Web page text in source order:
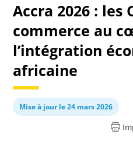
Accra 2026 : les
commerce au
l’intégration
africaine
Mise à jour le 24 mars 2026